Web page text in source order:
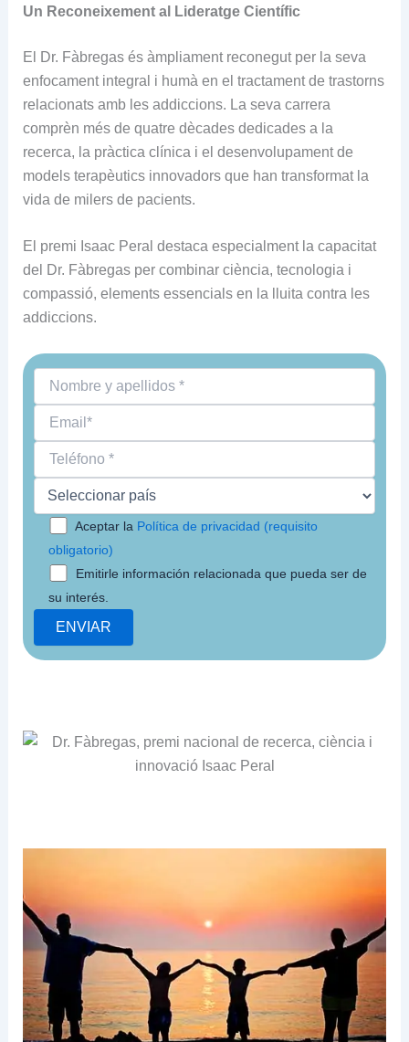
Un Reconeixement al Lideratge Científic
El Dr. Fàbregas és àmpliament reconegut per la seva
enfocament integral i humà en el tractament de trastorns
relacionats amb les addiccions. La seva carrera
comprèn més de quatre dècades dedicades a la
recerca, la pràctica clínica i el desenvolupament de
models terapèutics innovadors que han transformat la
vida de milers de pacients.
El premi Isaac Peral destaca especialment la capacitat
del Dr. Fàbregas per combinar ciència, tecnologia i
compassió, elements essencials en la lluita contra les
addiccions.
Aceptar la Política de privacidad (requisito
obligatorio)
Emitirle información relacionada que pueda ser de
su interés.